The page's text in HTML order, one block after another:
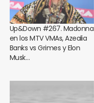
Up&Down #267. Madonna
en los MTV VMAs, Azealia
Banks vs Grimes y Elon
Musk…